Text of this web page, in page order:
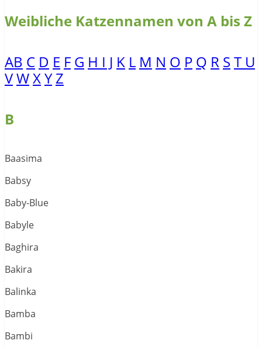
Weibliche Katzennamen von A bis Z
AB C D E F G H I J K L M N O P Q R S T U
VWXY Z
B
Baasima
Babsy
Baby-Blue
Babyle
Baghira
Bakira
Balinka
Bamba
Bambi